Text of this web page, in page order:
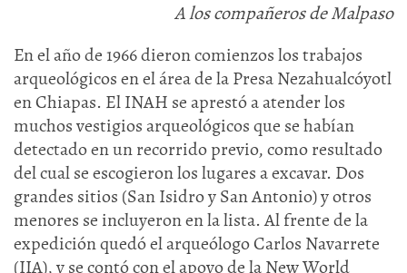
A los compañeros de Malpaso
En el año de 1966 dieron comienzos los trabajos
arqueológicos en el área de la Presa Nezahualcóyotl
en Chiapas. El INAH se aprestó a atender los
muchos vestigios arqueológicos que se habían
detectado en un recorrido previo, como resultado
del cual se escogieron los lugares a excavar. Dos
grandes sitios (San Isidro y San Antonio) y otros
menores se incluyeron en la lista. Al frente de la
expedición quedó el arqueólogo Carlos Navarrete
(IIA), y se contó con el apoyo de la New World